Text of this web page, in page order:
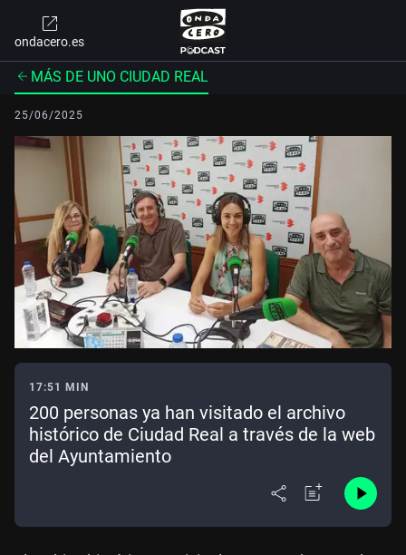
ondacero.es
MÁS DE UNO CIUDAD REAL
25/06/2025
17:51 MIN
200 personas ya han visitado el archivo
histórico de Ciudad Real a través de la web
del Ayuntamiento